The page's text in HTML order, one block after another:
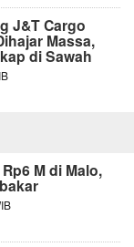
J&T Cargo
Massa,
di Sawah
M di Malo,